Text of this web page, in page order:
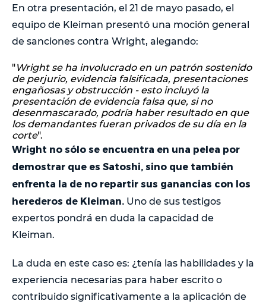
En otra presentación, el 21 de mayo pasado, el
equipo de Kleiman presentó una moción general
de sanciones contra Wright, alegando:
"Wright se ha involucrado en un patrón sostenido
de perjurio, evidencia falsificada, presentaciones
engañosas y obstrucción - esto incluyó la
presentación de evidencia falsa que, si no
desenmascarado, podría haber resultado en que
los demandantes fueran privados de su día en la
corte".
Wright no sólo se encuentra en una pelea por
demostrar que es Satoshi, sino que también
enfrenta la de no repartir sus ganancias con los
herederos de Kleiman. Uno de sus testigos
expertos pondrá en duda la capacidad de
Kleiman.
La duda en este caso es: ¿tenía las habilidades y la
experiencia necesarias para haber escrito o
contribuido significativamente a la aplicación de